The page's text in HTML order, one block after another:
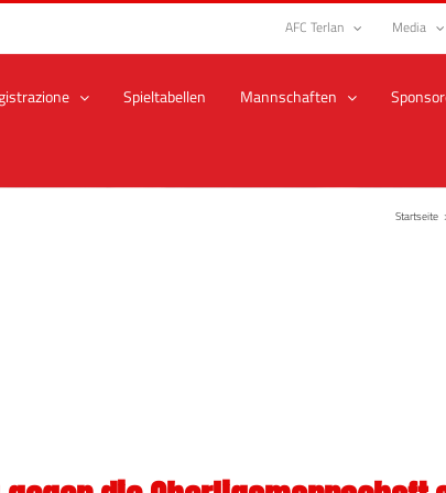
AFC Terlan Media
Spieltabellen Mannschaften
Startseite